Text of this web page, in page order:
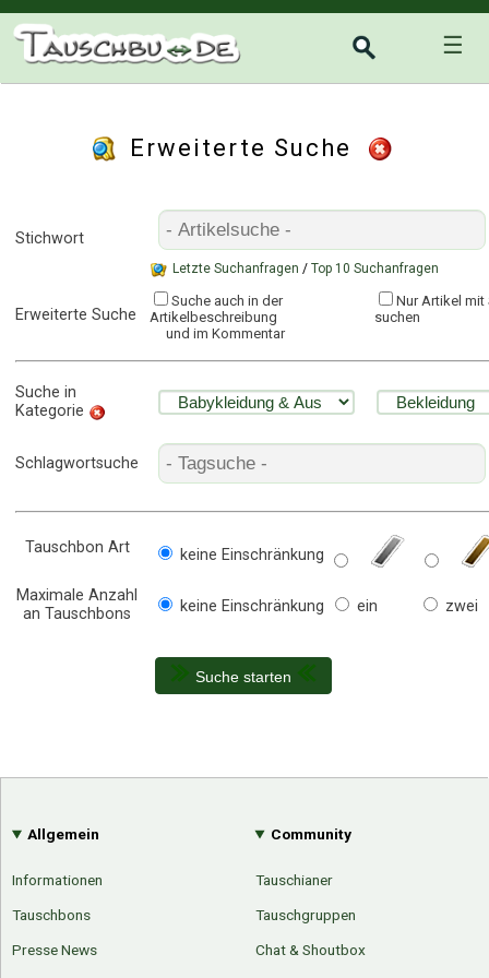
☰
Erweiterte Suche
Stichwort
Letzte Suchanfragen / Top 10 Suchanfragen
Erweiterte Suche
Suche auch in der
Artikelbeschreibung
und im Kommentar
Nur Artikel
suchen
Suche in
Kategorie
Schlagwortsuche
Tauschbon Art keine Einschränkung
Maximale Anzahl
an Tauschbons
keine Einschränkung ein zwei
Suche starten
Allgemein
Informationen
Tauschbons
Presse News
Community
Tauschianer
Tauschgruppen
Chat & Shoutbox